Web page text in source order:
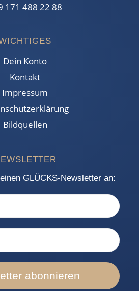
171 488 22 88
Dein Konto
Kontakt
Impressum
Bildquellen
GLÜCKS-Newsletter an:
abonnieren